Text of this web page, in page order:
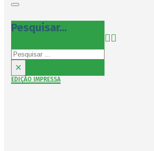
Pesquisar...
Pesquisar
×
EDIÇÃO IMPRESSA